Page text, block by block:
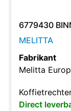
6779430
MELITTA
Fabrikant
Melitta
Direct